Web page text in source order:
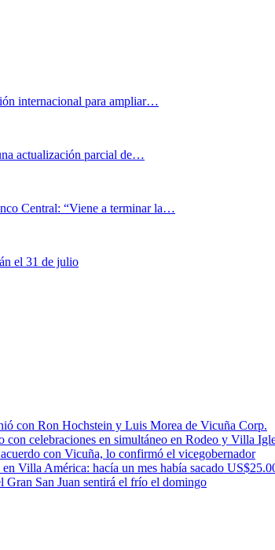
internacional para ampliar…
actualización parcial de…
Central: “Viene a terminar la…
el 31 de julio
con Ron Hochstein y Luis Morea de Vicuña Corp.
con celebraciones en simultáneo en Rodeo y Villa
con Vicuña, lo confirmó el vicegobernador
Villa América: hacía un mes había sacado
San Juan sentirá el frío el domingo